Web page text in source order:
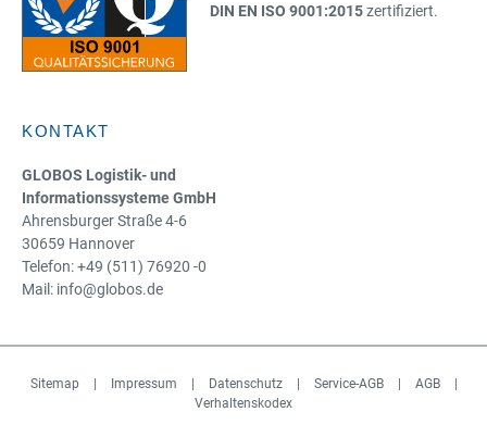
DIN EN ISO 9001:2015zertifiziert.
KONTAKT
GLOBOS Logistik- und
Informationssysteme GmbH
Ahrensburger Straße 4-6
30659 Hannover
Telefon: +49 (511) 76920 -0
Mail: info@globos.de
Sitemap Impressum Datenschutz Service-AGB AGB
Verhaltenskodex